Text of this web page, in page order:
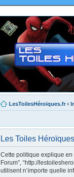
LesToilesHéroïques.fr ‹
Les Toiles
Cette politique explique en
Forum”, “http://
utilisent n’importe quelle